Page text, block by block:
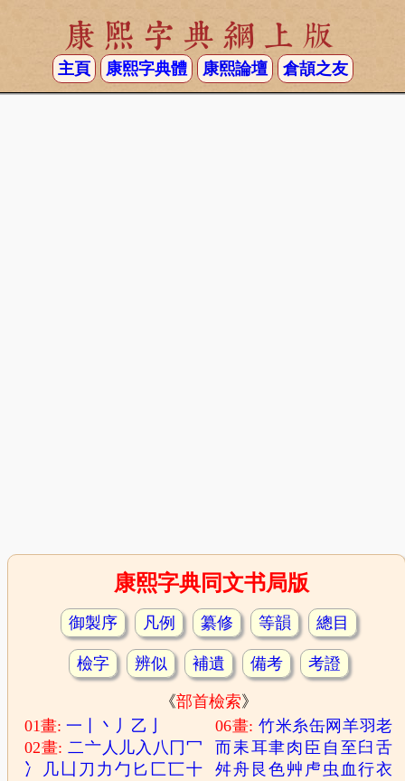
康熙字典網上版
主頁 康熙字典體 康熙論壇 倉頡之友
康熙字典同文书局版
御製序 凡例 纂修 等韻 總目
檢字 辨似 補遺 備考 考證
《部首檢索》
01畫:一 丶 丿 乙
02畫:二亠 人 儿入 八 冂冖
冫
几 凵 刀 力 勹 匕 匚匸十
06畫: 竹米糸缶网 羊羽老
而耒耳聿肉 臣 自 至 臼舌
舛舟 艮色艸 虍 虫 血行衣